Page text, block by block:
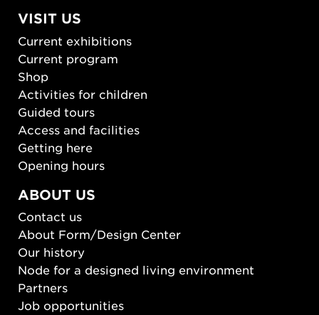
VISIT US
Current exhibitions
Current program
Shop
Activities for children
Guided tours
Access and facilities
Getting here
Opening hours
ABOUT US
Contact us
About Form/Design Center
Our history
Node for a designed living environment
Partners
Job opportunities